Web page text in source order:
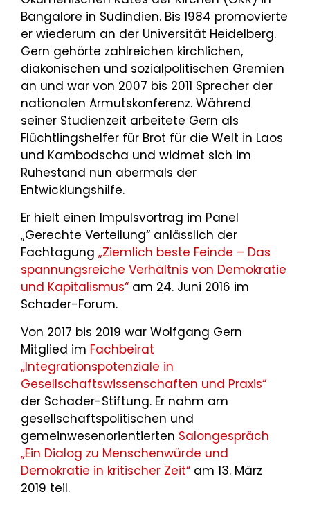
Bangalore in Südindien. Bis 1984 promovierte
er wiederum an der Universität Heidelberg.
Gern gehörte zahlreichen kirchlichen,
diakonischen und sozialpolitischen Gremien
an und war von 2007 bis 2011 Sprecher der
nationalen Armutskonferenz. Während
seiner Studienzeit arbeitete Gern als
Flüchtlingshelfer für Brot für die Welt in Laos
und Kambodscha und widmet sich im
Ruhestand nun abermals der
Entwicklungshilfe.
Er hielt einen Impulsvortrag im Panel
„Gerechte Verteilung“ anlässlich der
Fachtagung „Ziemlich beste Feinde – Das
spannungsreiche Verhältnis von Demokratie
und Kapitalismus“ am 24. Juni 2016 im
Schader-Forum.
Von 2017 bis 2019 war Wolfgang Gern
Mitglied im Fachbeirat
„Integrationspotenziale in
Gesellschaftswissenschaften und Praxis“
der Schader-Stiftung. Er nahm am
gesellschaftspolitischen und
gemeinwesenorientierten Salongespräch
„Ein Dialog zu Menschenwürde und
Demokratie in kritischer Zeit“ am 13. März
2019 teil.